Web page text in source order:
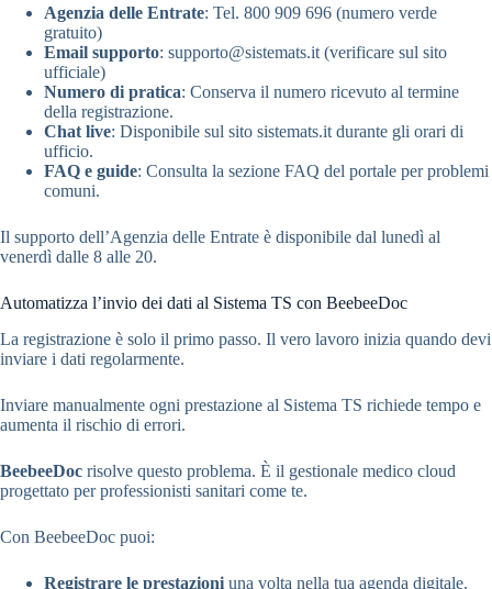
Agenzia delle Entrate: Tel. 800 909 696 (numero verde
gratuito)
Email supporto: supporto@sistemats.it (verificare sul sito
ufficiale)
Numero di pratica: Conserva il numero ricevuto al termine
della registrazione.
Chat live: Disponibile sul sito sistemats.it durante gli orari di
ufficio.
FAQ e guide: Consulta la sezione FAQ del portale per problemi
comuni.
Il supporto dell’Agenzia delle Entrate è disponibile dal lunedì al
venerdì dalle 8 alle 20.
Automatizza l’invio dei dati al Sistema TS con BeebeeDoc
La registrazione è solo il primo passo. Il vero lavoro inizia quando devi
inviare i dati regolarmente.
Inviare manualmente ogni prestazione al Sistema TS richiede tempo e
aumenta il rischio di errori.
BeebeeDoc risolve questo problema. È il gestionale medico cloud
progettato per professionisti sanitari come te.
Con BeebeeDoc puoi:
Registrare le prestazioni una volta nella tua agenda digitale.